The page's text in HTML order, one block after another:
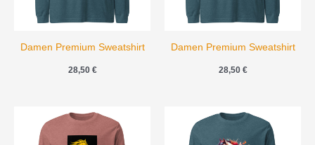
Damen Premium Sweatshirt
28,50 €
Damen Premium Sweatshirt
28,50 €